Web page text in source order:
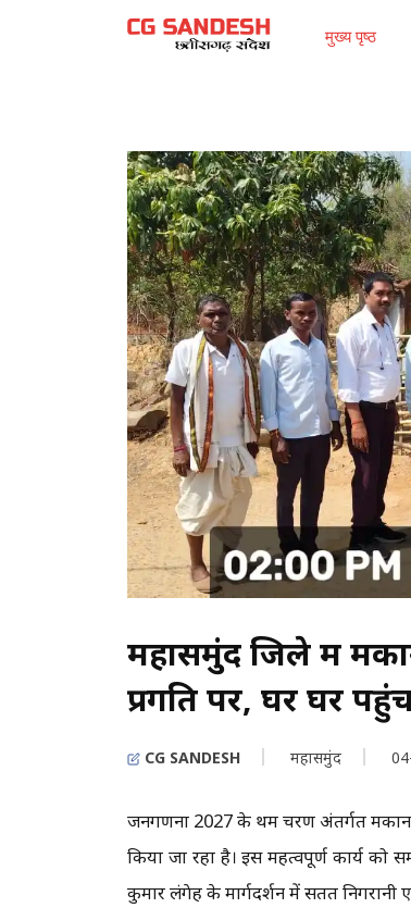
मुख्य पृष्ठ
महासमुंद जिले में
प्रगति पर, घर घर
CG SANDESH महासमुंद
जनगणना 2027 के प्रथम चरण अंतर्गत
किया जा रहा है। इस महत्वपूर्ण कार्य को
कुमार लंगेह के मार्गदर्शन में सतत निगरानी